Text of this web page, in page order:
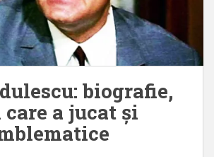
biografie,
a jucat și